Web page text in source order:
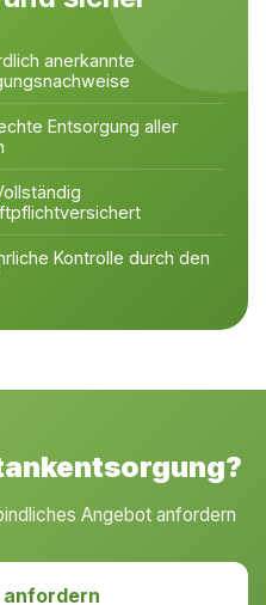
anerkannte
Entsorgung aller
Kontrolle durch den
Angebot anfordern